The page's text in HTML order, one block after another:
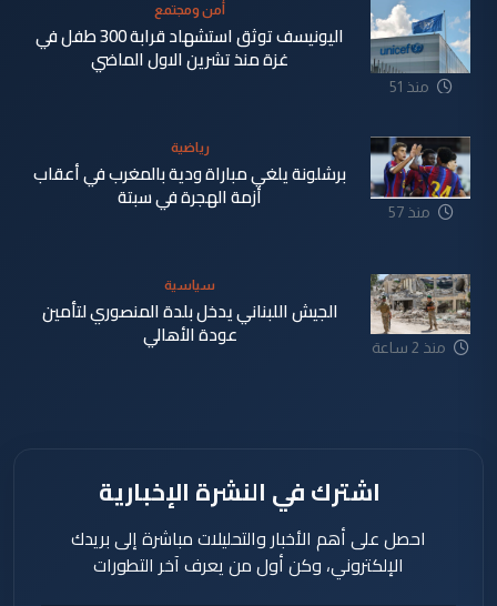
منذ 51
أمن ومجتمع
اليونيسف توثق استشهاد قرابة 300 طفل في
غزة منذ تشرين الاول الماضي
منذ 57
رياضية
برشلونة يلغي مباراة ودية بالمغرب في أعقاب
أزمة الهجرة في سبتة
منذ 2 ساعة
سياسية
الجيش اللبناني يدخل بلدة المنصوري لتأمين
عودة الأهالي
اشترك في النشرة الإخبارية
احصل على أهم الأخبار والتحليلات مباشرة إلى بريدك
الإلكتروني، وكن أول من يعرف آخر التطورات